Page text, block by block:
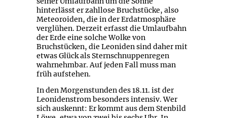
hinterlässt er zahllose Bruchstücke, also
Meteoroiden, die in der Erdatmosphäre
verglühen. Derzeit erfasst die Umlaufbahn
der Erde eine solche Wolke von
Bruchstücken, die Leoniden sind daher mit
etwas Glück als Sternschnuppenregen
wahrnehmbar. Auf jeden Fall muss man
früh aufstehen.
In den Morgenstunden des 18.11. ist der
Leonidenstrom besonders intensiv. Wer
sich auskennt: Er kommt aus dem Stenbild